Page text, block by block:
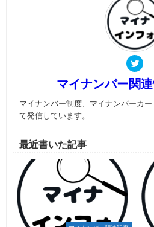
マイナンバー関
マイナンバー制度、マイナンバーカ
て発信しています。
最近書いた記事